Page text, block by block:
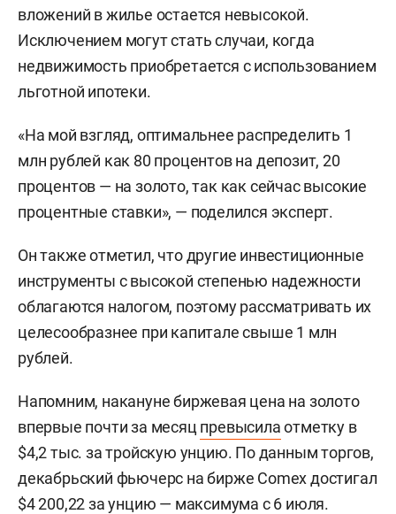
вложений в жилье остается невысокой.
Исключением могут стать случаи, когда
недвижимость приобретается с использованием
льготной ипотеки.
«На мой взгляд, оптимальнее распределить 1
млн рублей как 80 процентов на депозит, 20
процентов — на золото, так как сейчас высокие
процентные ставки», — поделился эксперт.
Он также отметил, что другие инвестиционные
инструменты с высокой степенью надежности
облагаются налогом, поэтому рассматривать их
целесообразнее при капитале свыше 1 млн
рублей.
Напомним, накануне биржевая цена на золото
впервые почти за месяц превысилаотметку в
$4,2 тыс. за тройскую унцию. По данным торгов,
декабрьский фьючерс на бирже Comex достигал
$4 200,22 за унцию — максимума с 6 июля.